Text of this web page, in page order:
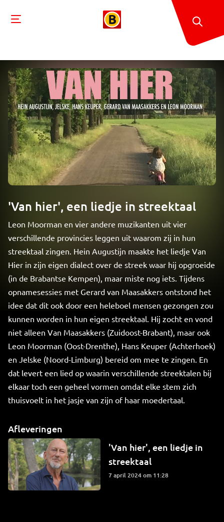
'Van hier', een liedje in streektaal
Leon Moorman en vier andere muzikanten uit vier
verschillende provincies leggen uit waarom zij in hun
streektaal zingen. Hein Augustijn maakte het liedje Van
Hier in zijn eigen dialect over de streek waar hij opgroeide
(in de Brabantse Kempen), maar miste nog iets. Tijdens
opnamesessies met Gerard van Maasakkers ontstond het
idee dat dit ook door een heleboel mensen gezongen zou
kunnen worden in hun eigen streektaal. Hij zocht en vond
niet alleen Van Maasakkers (Zuidoost-Brabant), maar ook
Leon Moorman (Oost-Drenthe), Hans Keuper (Achterhoek)
en Jelske (Noord-Limburg) bereid om mee te zingen. En
dat levert een lied op waarin verschillende streektalen bij
elkaar toch een geheel vormen omdat elke stem zich
thuisvoelt in het jasje van zijn of haar moedertaal.
Afleveringen
'Van hier', een liedje in
streektaal
7 april 2024 om 11:28